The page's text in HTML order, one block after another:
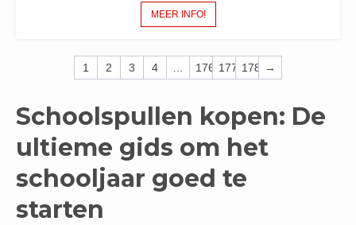
MEER INFO!
1 2 3 4 176 177 178 →
Schoolspullen kopen: De
ultieme gids om het
schooljaar goed te
starten